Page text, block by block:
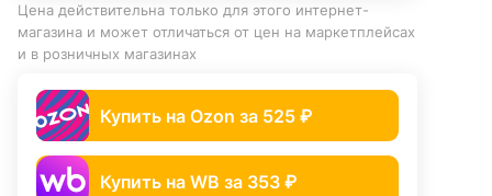
Цена действительна только для этого интернет-
магазина и может отличаться от цен на маркетплейсах
и в розничных магазинах
Купить на Ozon за 525 ₽
Купить на WB за 353 ₽